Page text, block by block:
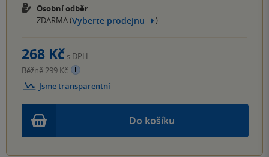
Osobní odběr
ZDARMA (Vyberte prodejnu )
Do košíku
268 Kč s DPH
Běžně 299 Kč
Jsme transparentní